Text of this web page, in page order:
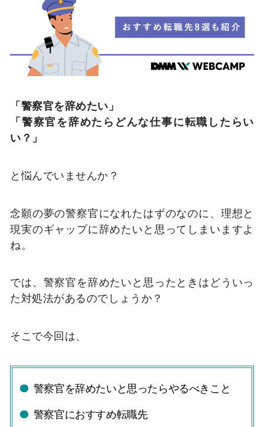
「警察官を辞めたい」
「警察官を辞めたらどんな仕事に転職したらい
い？」
と悩んでいませんか？
念願の夢の警察官になれたはずのなのに、理想と
現実のギャップに辞めたいと思ってしまいますよ
ね。
では、警察官を辞めたいと思ったときはどういっ
た対処法があるのでしょうか？
そこで今回は、
警察官を辞めたいと思ったらやるべきこと
警察官におすすめ転職先